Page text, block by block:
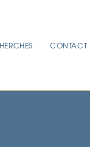
CONTACT